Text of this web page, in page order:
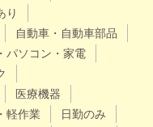
り
自動車・自動車部品
パソコン・家電
医療機器
軽作業
日勤のみ